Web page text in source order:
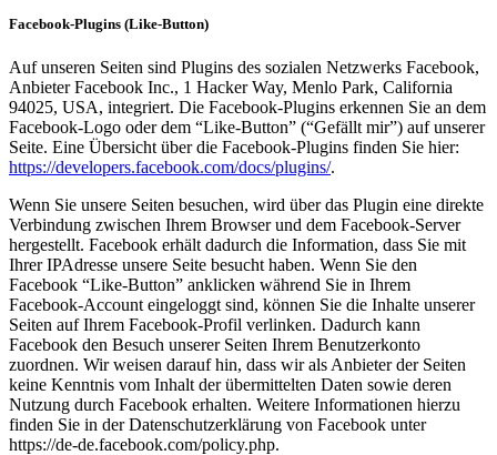
Facebook-Plugins (Like-Button)
Auf unseren Seiten sind Plugins des sozialen Netzwerks Facebook,
Anbieter Facebook Inc., 1 Hacker Way, Menlo Park, California
94025, USA, integriert. Die Facebook-Plugins erkennen Sie an dem
Facebook-Logo oder dem “Like-Button” (“Gefällt mir”) auf unserer
Seite. Eine Übersicht über die Facebook-Plugins finden Sie hier:
https://developers.facebook.com/docs/plugins/.
Wenn Sie unsere Seiten besuchen, wird über das Plugin eine direkte
Verbindung zwischen Ihrem Browser und dem Facebook-Server
hergestellt. Facebook erhält dadurch die Information, dass Sie mit
Ihrer IPAdresse unsere Seite besucht haben. Wenn Sie den
Facebook “Like-Button” anklicken während Sie in Ihrem
Facebook-Account eingeloggt sind, können Sie die Inhalte unserer
Seiten auf Ihrem Facebook-Profil verlinken. Dadurch kann
Facebook den Besuch unserer Seiten Ihrem Benutzerkonto
zuordnen. Wir weisen darauf hin, dass wir als Anbieter der Seiten
keine Kenntnis vom Inhalt der übermittelten Daten sowie deren
Nutzung durch Facebook erhalten. Weitere Informationen hierzu
finden Sie in der Datenschutzerklärung von Facebook unter
https://de-de.facebook.com/policy.php.